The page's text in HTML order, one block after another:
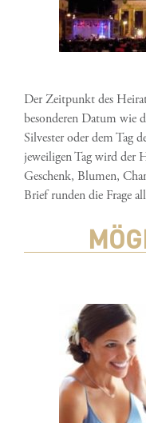
Der Zeitpunkt des
besonderen Datum wie
Silvester oder dem Tag
jeweiligen Tag wird der
Geschenk, Blumen,
Brief runden die Frage